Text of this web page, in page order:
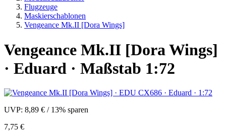
Flugzeuge
Maskierschablonen
Vengeance Mk.II [Dora Wings]
Vengeance Mk.II [Dora Wings]
· Eduard · Maßstab 1:72
UVP: 8,89 € / 13% sparen
7,75 €